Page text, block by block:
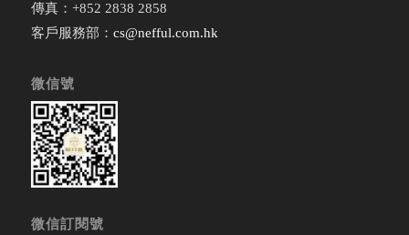
傳真：+852 2838 2858
客戶服務部： cs@nefful.com.hk
微信號
微信訂閱號